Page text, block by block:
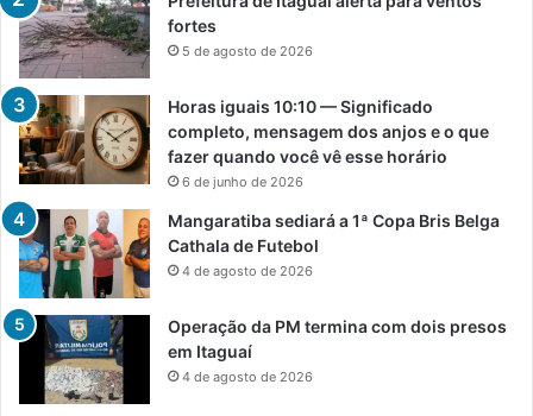
fortes
5 de agosto de 2026
Horas iguais 10:10 — Significado
completo, mensagem dos anjos e o que
fazer quando você vê esse horário
6 de junho de 2026
Mangaratiba sediará a 1ª Copa Bris Belga
Cathala de Futebol
4 de agosto de 2026
Operação da PM termina com dois presos
em Itaguaí
4 de agosto de 2026